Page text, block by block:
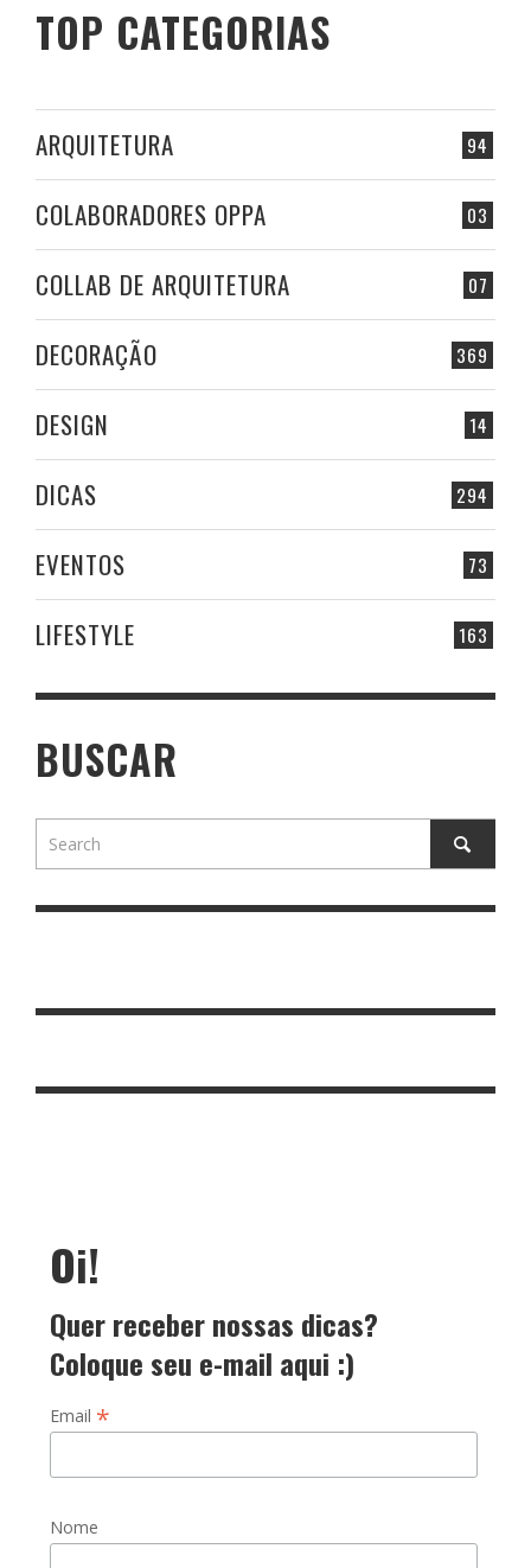
TOP CATEGORIAS
94
ARQUITETURA
03
COLABORADORES OPPA
07
COLLAB DE ARQUITETURA
369
DECORAÇÃO
14
DESIGN
294
DICAS
73
EVENTOS
163
LIFESTYLE
BUSCAR
Oi!
Quer receber nossas dicas?
Coloque seu e-mail aqui :)
Email *
Nome